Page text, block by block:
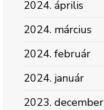
2024. április
2024. március
2024. február
2024. január
2023. december